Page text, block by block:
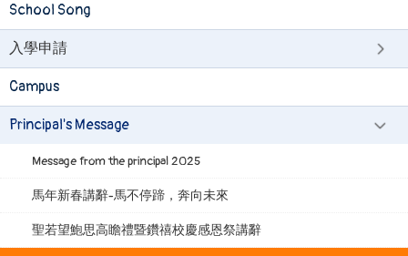
School Song
入學申請
Campus
Principal's Message
Message from the principal 2025
馬年新春講辭-馬不停蹄，奔向未來
聖若望鮑思高瞻禮暨鑽禧校慶感恩祭講辭